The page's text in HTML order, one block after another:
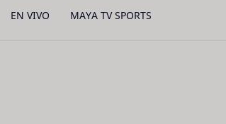
EN VIVO MAYA TV SPORTS